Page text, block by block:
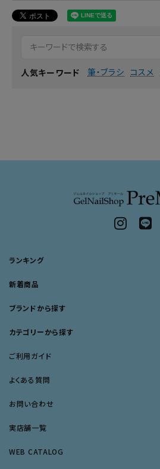
人気キーワード 筆・ブラシ コスメ
ランキング
新着商品
ブランドから探す
カテゴリーから探す
ご利用ガイド
よくある質問
お問い合わせ
実店舗一覧
WEB CATALOG